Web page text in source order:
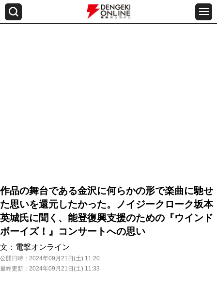
作品の舞台である金沢に何らかの形で楽曲に馳せ
た思いを還元したかった。ノイジークローク坂本
英城氏に聞く、能登復興支援のための『ウインド
ボーイズ！』コンサートへの思い
文： 電撃オンライン
公開日時： 2024年09月21日(土) 11:20
最終更新： 2024年09月21日(土) 11:33